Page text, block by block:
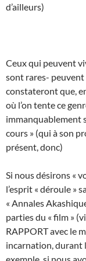
d’ailleurs)
Ceux qui peuvent
sont rares-
constateront que,
où l’on tente ce
immanquablement
cours » (qui à son
présent, donc)
Si nous désirons «
l’esprit « déroule »
« Annales
parties du « film »
RAPPORT avec le
incarnation, durant
exemple, si nous